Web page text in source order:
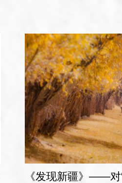
《发现新疆》——对